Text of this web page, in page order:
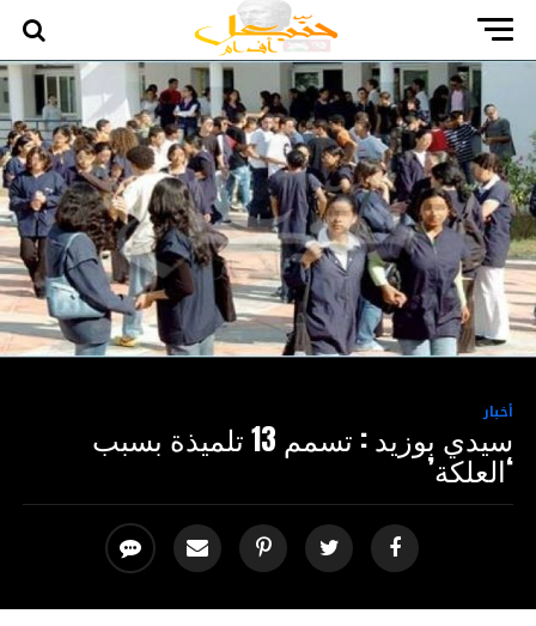
أخبار
سيدي بوزيد : تسمم 13 تلميذة بسبب
‘العلكة’